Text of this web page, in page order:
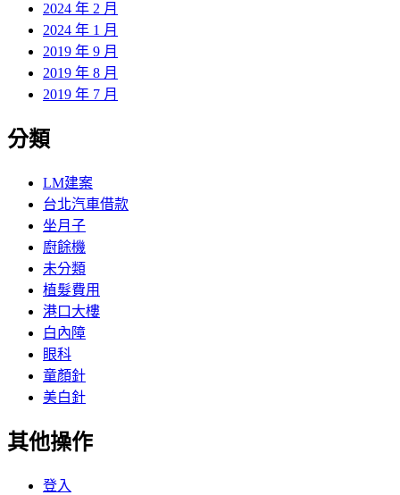
2024 年 2 月
2024 年 1 月
2019 年 9 月
2019 年 8 月
2019 年 7 月
分類
LM建案
台北汽車借款
坐月子
廚餘機
未分類
植髮費用
港口大樓
白內障
眼科
童顏針
美白針
其他操作
登入